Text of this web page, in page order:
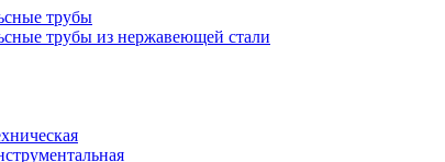
трубы
трубы из нержавеющей стали